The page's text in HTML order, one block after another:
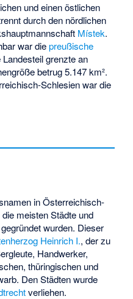
und einen östlichen
durch den nördlichen
Místek.
war diepreußische
grenzte an
betrug 5.147 km².
Schlesien war die
in Österreichisch-
meisten Städte und
gegründet wurden. Dieser
Heinrich I., der zu
Handwerker,
thüringischen und
Den Städten wurde
verliehen.